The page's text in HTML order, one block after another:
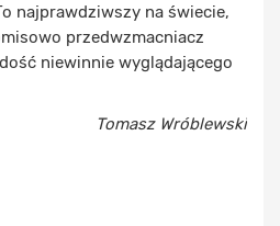
najprawdziwszy na świecie,
przedwzmacniacz
niewinnie wyglądającego
Tomasz Wróblewski